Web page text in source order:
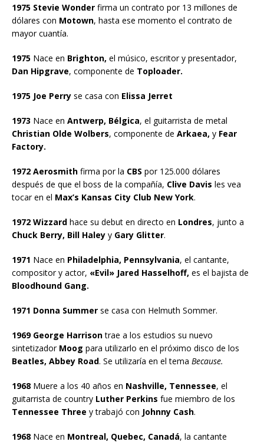
1975 Stevie Wonder firma un contrato por 13 millones de
dólares con Motown, hasta ese momento el contrato de
mayor cuantía.
1975 Nace en Brighton, el músico, escritor y presentador,
Dan Hipgrave, componente de Toploader.
1975 Joe Perry se casa con Elissa Jerret
1973 Nace en Antwerp, Bélgica, el guitarrista de metal
Christian Olde Wolbers, componente de Arkaea, y Fear
Factory.
1972 Aerosmith firma por la CBS por 125.000 dólares
después de que el boss de la compañía, Clive Davis les vea
tocar en el Max’s Kansas City Club New York.
1972 Wizzard hace su debut en directo en Londres, junto a
Chuck Berry, Bill Haley y Gary Glitter.
1971 Nace en Philadelphia, Pennsylvania, el cantante,
compositor y actor, «Evil» Jared Hasselhoff, es el bajista de
Bloodhound Gang.
1971 Donna Summer se casa con Helmuth Sommer.
1969 George Harrisontrae a los estudios su nuevo
sintetizador Moog para utilizarlo en el próximo disco de los
Beatles, Abbey Road. Se utilizaría en el tema Because.
1968 Muere a los 40 años en Nashville, Tennessee, el
guitarrista de country Luther Perkins fue miembro de los
Tennessee Three y trabajó con Johnny Cash.
1968 Nace en Montreal, Quebec, Canadá, la cantante